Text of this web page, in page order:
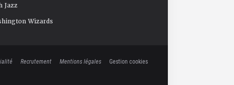
Jazz
Wizards
Recrutement Mentions légales Gestion cookies